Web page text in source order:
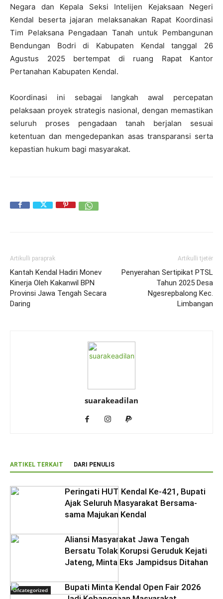
Negara dan Kepala Seksi Intelijen Kejaksaan Negeri
Kendal beserta jajaran melaksanakan Rapat Koordinasi
Tim Pelaksana Pengadaan Tanah untuk Pembangunan
Bendungan Bodri di Kabupaten Kendal tanggal 26
Agustus 2025 bertempat di ruang Rapat Kantor
Pertanahan Kabupaten Kendal.
​Koordinasi ini sebagai langkah awal percepatan
pelaksaan proyek strategis nasional, dengan memastikan
seluruh proses pengadaan tanah berjalan sesuai
ketentuan dan mengedepankan asas transparansi serta
kepastian hukum bagi masyarakat.
Artikulli paraprak
Kantah Kendal Hadiri Monev
Kinerja Oleh Kakanwil BPN
Provinsi Jawa Tengah Secara
Daring
Artikulli tjetër
Penyerahan Sertipikat PTSL
Tahun 2025 Desa
Ngesrepbalong Kec.
Limbangan
suarakeadilan
ARTIKEL TERKAIT DARI PENULIS
Uncategorized
Peringati HUT Kendal Ke-421, Bupati
Ajak Seluruh Masyarakat Bersama-
sama Majukan Kendal
Aliansi Masyarakat Jawa Tengah
Bersatu Tolak Korupsi Geruduk Kejati
Jateng, Minta Eks Jampidsus Ditahan
Bupati Minta Kendal Open Fair 2026